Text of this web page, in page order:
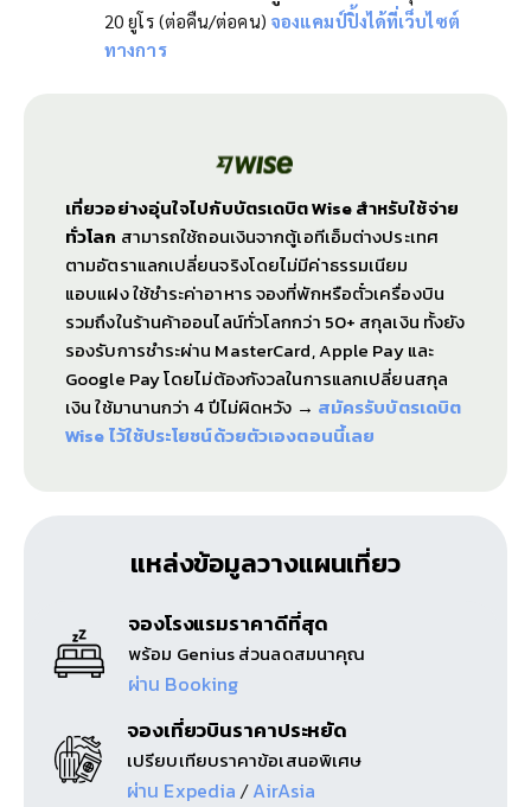
20 ยูโร (ต่อคืน/ต่อคน) จองแคมป์ปิ้งได้ที่เว็บไซต์
ทางการ
เที่ยวอย่างอุ่นใจไปกับบัตรเดบิต Wise สำหรับใช้จ่าย
ทั่วโลก สามารถใช้ถอนเงินจากตู้เอทีเอ็มต่างประเทศ
ตามอัตราแลกเปลี่ยนจริงโดยไม่มีค่าธรรมเนียม
แอบแฝง ใช้ชำระค่าอาหาร จองที่พักหรือตั๋วเครื่องบิน
รวมถึงในร้านค้าออนไลน์ทั่วโลกกว่า 50+ สกุลเงิน ทั้งยัง
รองรับการชำระผ่าน MasterCard, Apple Pay และ
Google Pay โดยไม่ต้องกังวลในการแลกเปลี่ยนสกุล
เงิน ใช้มานานกว่า 4 ปีไม่ผิดหวัง → สมัครรับบัตรเดบิต
Wise ไว้ใช้ประโยชน์ด้วยตัวเองตอนนี้เลย
แหล่งข้อมูลวางแผนเที่ยว
จองโรงแรมราคาดีที่สุด
พร้อม Genius ส่วนลดสมนาคุณ
ผ่าน Booking
จองเที่ยวบินราคาประหยัด
เปรียบเทียบราคาข้อเสนอพิเศษ
ผ่าน Expedia / AirAsia